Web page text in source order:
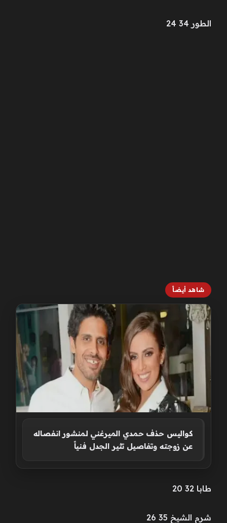
الطور 34 24
شاهد أيضاً
كواليس حذف حمدي الميرغني لمنشور انفصاله
عن زوجته وتفاصيل تثير الجدل فنياً
طابا 32 20
شرم الشيخ 35 26